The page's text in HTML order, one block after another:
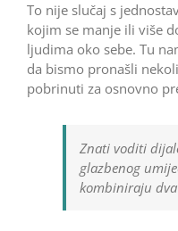
To nije slučaj s
kojim se manje ili više
ljudima oko sebe. Tu
da bismo pronašli
pobrinuti za osnovno
Znati voditi
glazbenog
kombiniraju